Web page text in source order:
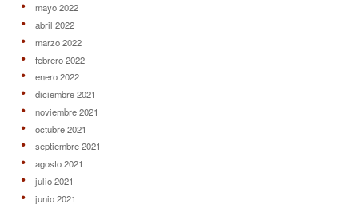
mayo 2022
abril 2022
marzo 2022
febrero 2022
enero 2022
diciembre 2021
noviembre 2021
octubre 2021
septiembre 2021
agosto 2021
julio 2021
junio 2021